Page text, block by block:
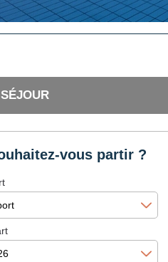
vous partir ?